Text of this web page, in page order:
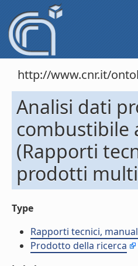
http://www.cnr.it/
Analisi dati
combustibile
(Rapporti
prodotti
Type
Rapporti tecnici,
Prodotto della ricerca